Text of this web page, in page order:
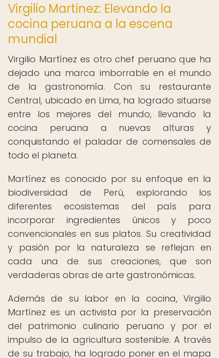
Virgilio Martínez: Elevando la
cocina peruana a la escena
mundial
Virgilio Martínez es otro chef peruano que ha
dejado una marca imborrable en el mundo
de la gastronomía. Con su restaurante
Central, ubicado en Lima, ha logrado situarse
entre los mejores del mundo, llevando la
cocina peruana a nuevas alturas y
conquistando el paladar de comensales de
todo el planeta.
Martínez es conocido por su enfoque en la
biodiversidad de Perú, explorando los
diferentes ecosistemas del país para
incorporar ingredientes únicos y poco
convencionales en sus platos. Su creatividad
y pasión por la naturaleza se reflejan en
cada una de sus creaciones, que son
verdaderas obras de arte gastronómicas.
Además de su labor en la cocina, Virgilio
Martínez es un activista por la preservación
del patrimonio culinario peruano y por el
impulso de la agricultura sostenible. A través
de su trabajo, ha logrado poner en el mapa